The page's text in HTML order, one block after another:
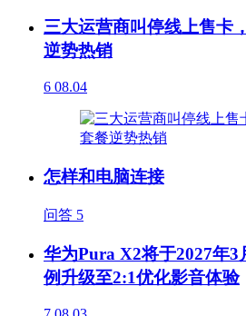
三大运营商叫停线上售卡
逆势热销
6 08.04
怎样和电脑连接
问答 5
华为Pura X2将于2027年
例升级至2:1优化影音体验